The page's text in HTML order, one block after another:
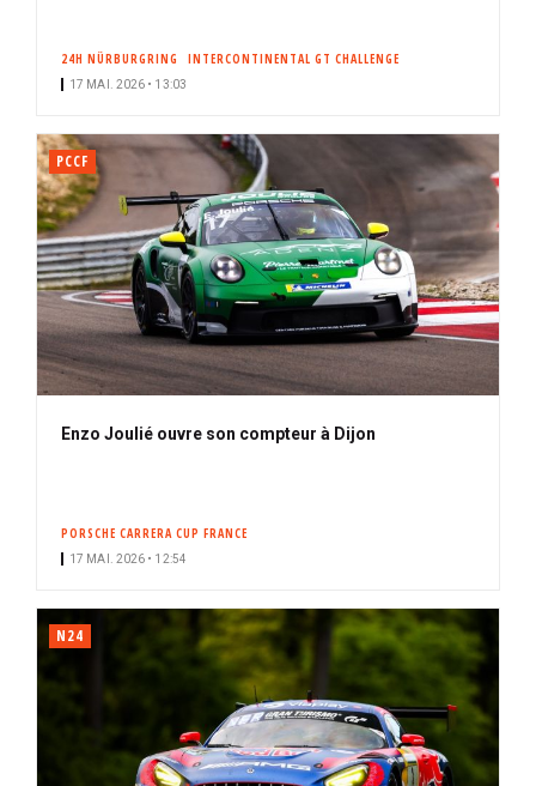
24H NÜRBURGRING INTERCONTINENTAL GT CHALLENGE
17 MAI. 2026 • 13:03
PCCF
Enzo Joulié ouvre son compteur à Dijon
PORSCHE CARRERA CUP FRANCE
17 MAI. 2026 • 12:54
N24